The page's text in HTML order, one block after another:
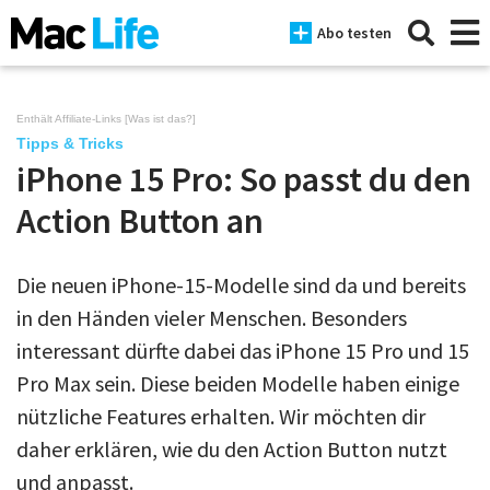
Abo testen
News
iPhone
iPad
Tests
Tipps
Magazine
Enthält Affiliate-Links [Was ist das?]
Tipps & Tricks
iPhone 15 Pro: So passt du den
Action Button an
Die neuen iPhone-15-Modelle sind da und bereits
in den Händen vieler Menschen. Besonders
interessant dürfte dabei das iPhone 15 Pro und 15
Pro Max sein. Diese beiden Modelle haben einige
nützliche Features erhalten. Wir möchten dir
daher erklären, wie du den Action Button nutzt
und anpasst.